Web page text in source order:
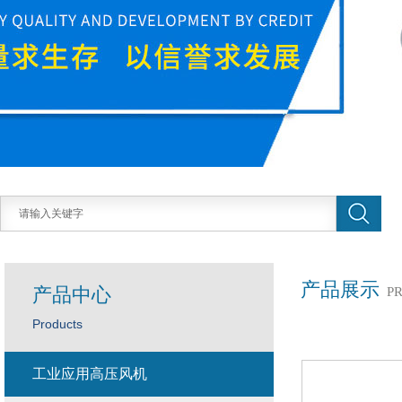
产品展示
产品中心
Products
工业应用高压风机